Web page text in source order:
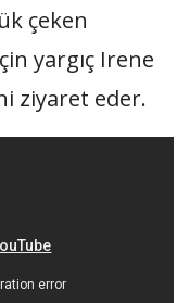
çeken
yargıç Irene
ziyaret eder.